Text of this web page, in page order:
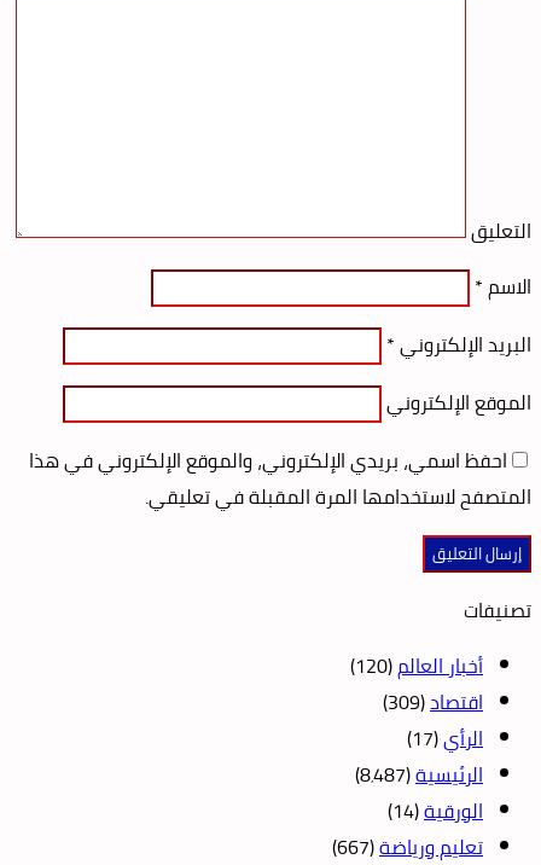
التعليق
الاسم*
البريد الإلكتروني*
الموقع الإلكتروني
احفظ اسمي، بريدي الإلكتروني، والموقع الإلكتروني في هذا
المتصفح لاستخدامها المرة المقبلة في تعليقي.
تصنيفات
أخبار العالم(120)
اقتصاد(309)
الرأي(17)
الرئيسية(8٬487)
الورقية(14)
تعليم ورياضة(667)